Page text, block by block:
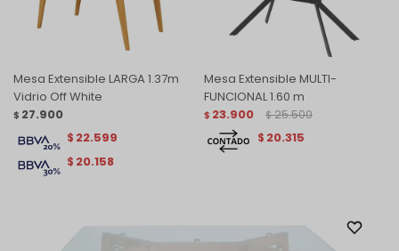
Mesa Extensible LARGA 1.37m
Vidrio Off White
$ 27.900
$ 20.158
$ 22.599
Mesa Extensible MULTI-
FUNCIONAL 1.60 m
$ 23.900 $ 25.500
$ 20.315